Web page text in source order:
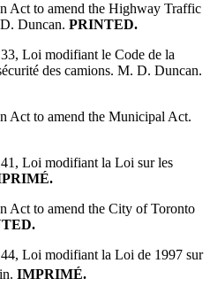
Act to amend the Highway Traffic
Duncan. PRINTED.
Loi modifiant le Code de la
des camions. M. D. Duncan.
Act to amend the Municipal Act.
Loi modifiant la Loi sur les
Act to amend the City of Toronto
Loi modifiant la Loi de 1997 sur
IMPRIMÉ.